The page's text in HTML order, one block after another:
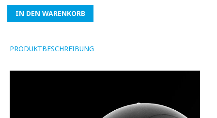
IN DEN WARENKORB
PRODUKTBESCHREIBUNG